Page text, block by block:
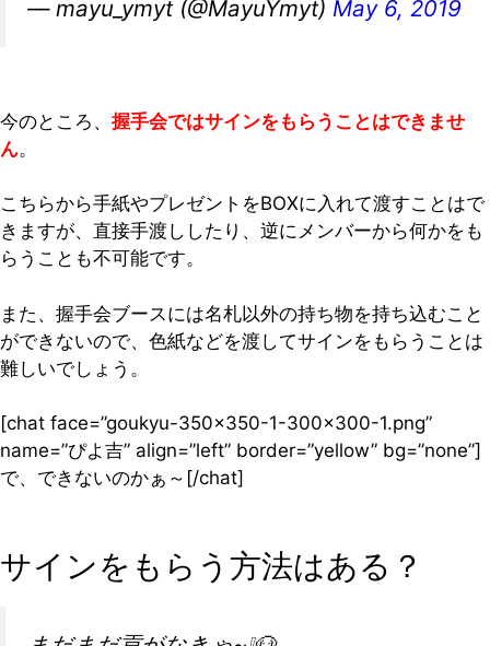
— mayu_ymyt (@MayuYmyt) May 6, 2019
今のところ、 握手会ではサインをもらうことはできませ
ん。
こちらから手紙やプレゼントをBOXに入れて渡すことはで
きますが、直接手渡ししたり、逆にメンバーから何かをも
らうことも不可能です。
また、握手会ブースには名札以外の持ち物を持ち込むこと
ができないので、色紙などを渡してサインをもらうことは
難しいでしょう。
[chat face=”goukyu-350×350-1-300×300-1.png”
name=”ぴよ吉” align=”left” border=”yellow” bg=”none”]
で、できないのかぁ～[/chat]
サインをもらう方法はある？